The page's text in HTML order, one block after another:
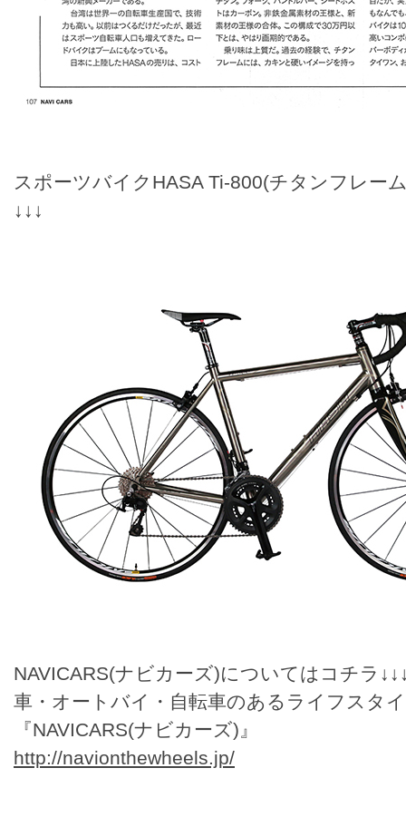
スポーツバイクHASA Ti-800(チタンフレー
↓↓↓
NAVICARS(ナビカーズ)についてはコチラ
車・オートバイ・自転車のあるライフスタ
『NAVICARS(ナビカーズ)』
http://navionthewheels.jp/